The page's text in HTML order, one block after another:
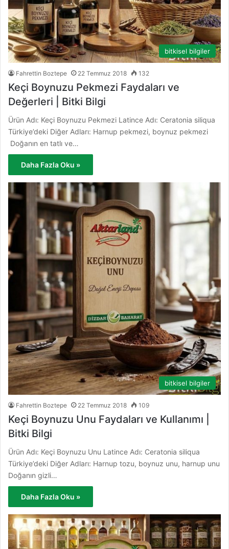
bitkisel bilgiler
Fahrettin Boztepe 22 Temmuz 2018 132
Keçi Boynuzu Pekmezi Faydaları ve
Değerleri | Bitki Bilgi
Ürün Adı: Keçi Boynuzu Pekmezi Latince Adı: Ceratonia siliqua
Türkiye’deki Diğer Adları: Harnup pekmezi, boynuz pekmezi
Doğanın en tatlı ve…
Daha Fazla Oku »
bitkisel bilgiler
Fahrettin Boztepe 22 Temmuz 2018 109
Keçi Boynuzu Unu Faydaları ve Kullanımı |
Bitki Bilgi
Ürün Adı: Keçi Boynuzu Unu Latince Adı: Ceratonia siliqua
Türkiye’deki Diğer Adları: Harnup tozu, boynuz unu, harnup unu
Doğanın gizli…
Daha Fazla Oku »